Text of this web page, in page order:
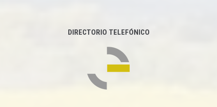
DIRECTORIO TELEFÓNICO